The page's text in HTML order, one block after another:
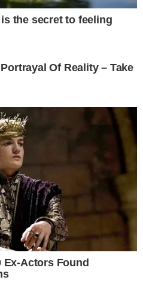
พราะจะให้รสหวาน กรอบอร่อย
สชาติจะฝาด ประกอบอาหารได้ไม่
กอบอาหารนั้น ต้องนำไปลวกก่อน
พื่อให้ผักมีความกรอบ และยังคง
แกง หรือทำเป็นเมนูอื่นๆแล้วแต่